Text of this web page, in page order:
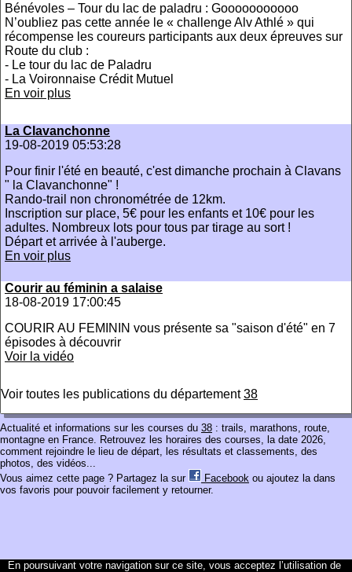
Bénévoles – Tour du lac de paladru : Gooooooooooo
N’oubliez pas cette année le « challenge Alv Athlé » qui
récompense les coureurs participants aux deux épreuves sur
Route du club :
- Le tour du lac de Paladru
- La Voironnaise Crédit Mutuel
En voir plus
La Clavanchonne
19-08-2019 05:53:28
Pour finir l'été en beauté, c'est dimanche prochain à Clavans
" la Clavanchonne" !
Rando-trail non chronométrée de 12km.
Inscription sur place, 5€ pour les enfants et 10€ pour les
adultes. Nombreux lots pour tous par tirage au sort !
Départ et arrivée à l'auberge.
En voir plus
Courir au féminin a salaise
18-08-2019 17:00:45
COURIR AU FEMININ vous présente sa "saison d'été" en 7
épisodes à découvrir
Voir la vidéo
Voir toutes les publications du département38
Actualité et informations sur les courses du 38 : trails, marathons, route,
montagne en France. Retrouvez les horaires des courses, la date 2026,
comment rejoindre le lieu de départ, les résultats et classements, des
photos, des vidéos...
Vous aimez cette page ? Partagez la sur
Facebook ou ajoutez la dans
vos favoris pour pouvoir facilement y retourner.
En poursuivant votre navigation sur ce site, vous acceptez l’utilisation de